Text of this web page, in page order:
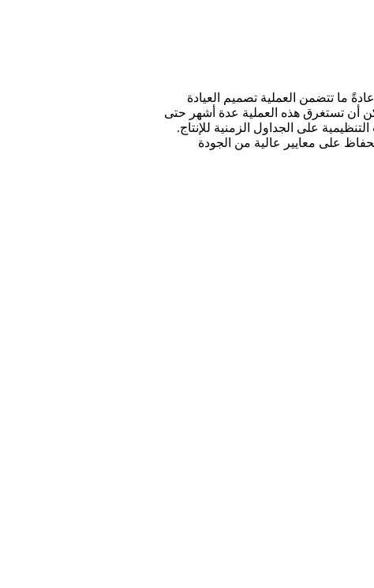
ما تتضمن العملية تصميم العيادة
أن تستغرق هذه العملية عدة أشهر حتى
التنظيمية على الجداول الزمنية للإنتاج.
على معايير عالية من الجودة